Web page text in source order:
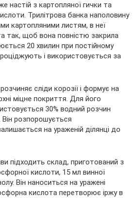
настій з картопляної гички та
Трилітрова банка наполовину
картопляними листям, в неї
так, щоб вона повністю закрила
20 хвилин при постійному
і використовується за
сліди корозії і формує на
міцне покриття. Для його
30% водний розчин
розпорошується
на ураженій ділянці до
підходить склад, приготований з
кислоти, 15 мл винної
Він наноситься на уражені
кислота перетворює іржу в